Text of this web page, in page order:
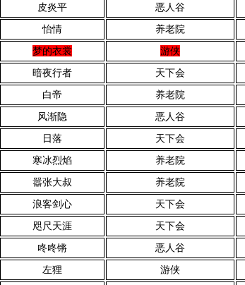
皮炎平 恶人谷
怡情 养老院
梦的衣裳 游侠
暗夜行者 天下会
白帝 养老院
风渐隐 恶人谷
日落 天下会
寒冰烈焰 养老院
嚣张大叔 养老院
浪客剑心 天下会
咫尺天涯 天下会
咚咚锵 恶人谷
左狸 游侠